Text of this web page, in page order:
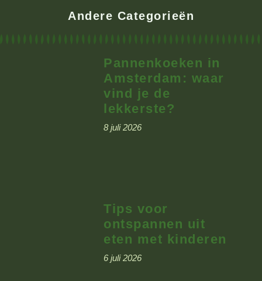
Andere Categorieën
Pannenkoeken in
Amsterdam: waar
vind je de
lekkerste?
8 juli 2026
Tips voor
ontspannen uit
eten met kinderen
6 juli 2026